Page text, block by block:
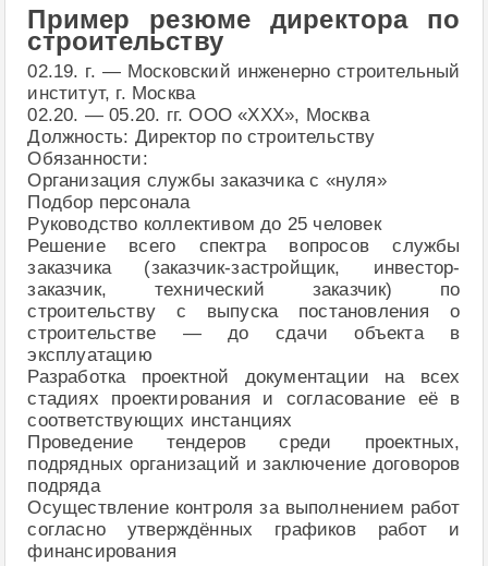
Пример резюме директора по
строительству
02.19. г. — Московский инженерно строительный
институт, г. Москва
02.20. — 05.20. гг. ООО «ХХХ», Москва
Должность: Директор по строительству
Обязанности:
Организация службы заказчика с «нуля»
Подбор персонала
Руководство коллективом до 25 человек
Решение всего спектра вопросов службы
заказчика (заказчик-застройщик, инвестор-
заказчик, технический заказчик) по
строительству с выпуска постановления о
строительстве — до сдачи объекта в
эксплуатацию
Разработка проектной документации на всех
стадиях проектирования и согласование её в
соответствующих инстанциях
Проведение тендеров среди проектных,
подрядных организаций и заключение договоров
подряда
Осуществление контроля за выполнением работ
согласно утверждённых графиков работ и
финансирования